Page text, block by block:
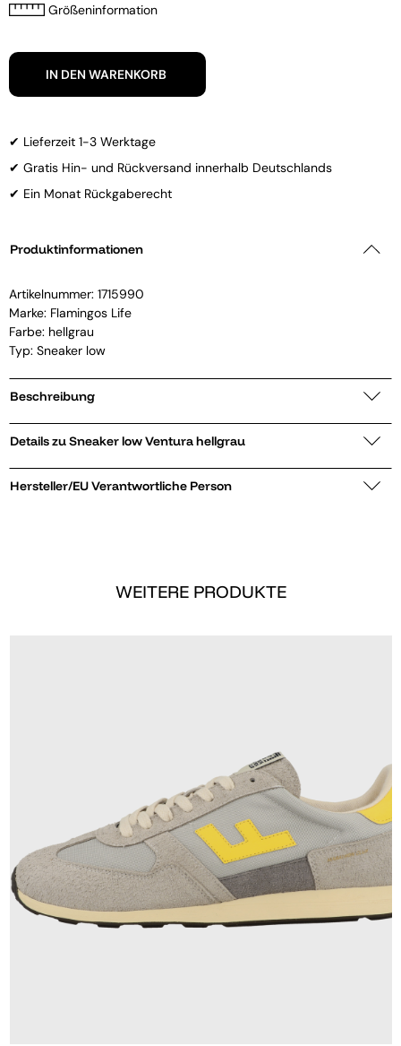
Größeninformation
IN DEN WARENKORB
✔ Lieferzeit 1-3 Werktage
✔ Gratis Hin- und Rückversand innerhalb Deutschlands
✔ Ein Monat Rückgaberecht
Produktinformationen
Artikelnummer: 1715990
Marke: Flamingos Life
Farbe: hellgrau
Typ: Sneaker low
Beschreibung
Details zu Sneaker low Ventura hellgrau
Hersteller/EU Verantwortliche Person
WEITERE PRODUKTE